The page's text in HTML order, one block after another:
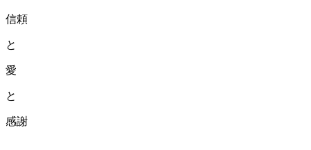
信頼
と
愛
と
感謝